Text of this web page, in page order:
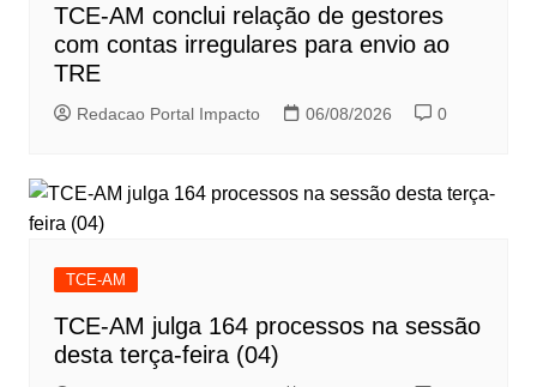
TCE-AM conclui relação de gestores
com contas irregulares para envio ao
TRE
Redacao Portal Impacto 06/08/2026 0
TCE-AM
TCE-AM julga 164 processos na sessão
desta terça-feira (04)